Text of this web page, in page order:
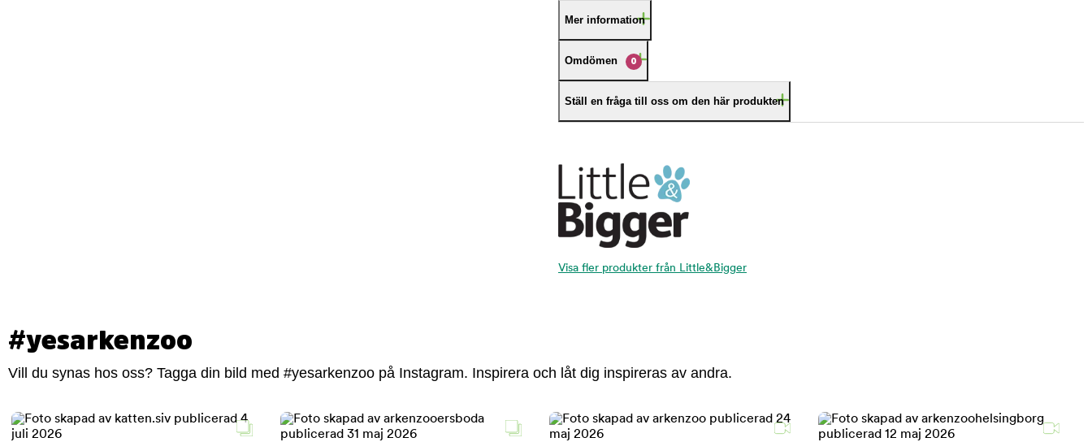
Mer information
Omdömen 0
Ställ en fråga till oss om den här produkten
Visa fler produkter från Little&Bigger
#yesarkenzoo
Vill du synas hos oss? Tagga din bild med #yesarkenzoo på Instagram. Inspirera och låt dig inspireras av andra.